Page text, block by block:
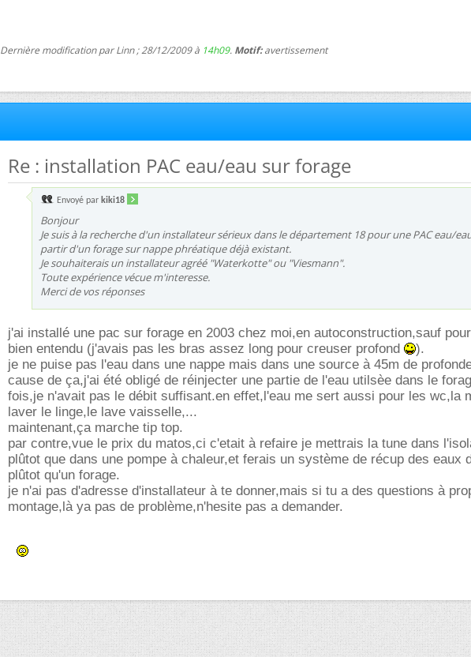
Dernière modification par Linn ; 28/12/2009 à 14h09. Motif:avertissement
Re : installation PAC eau/eau sur forage
Envoyé par kiki18
Bonjour
Je suis à la recherche d'un installateur sérieux dans le département 18 pour une PAC eau/
partir d'un forage sur nappe phréatique déjà existant.
Je souhaiterais un installateur agréé "Waterkotte" ou "Viesmann".
Toute expérience vécue m'interesse.
Merci de vos réponses
j'ai installé une pac sur forage en 2003 chez moi,en autoconstruction,sauf
bien entendu (j'avais pas les bras assez long pour creuser profond
).
je ne puise pas l'eau dans une nappe mais dans une source à 45m de
cause de ça,j'ai été obligé de réinjecter une partie de l'eau utilsèe dans le
fois,je n'avait pas le débit suffisant.en effet,l'eau me sert aussi pour les wc,la
laver le linge,le lave vaisselle,...
maintenant,ça marche tip top.
par contre,vue le prix du matos,ci c'etait à refaire je mettrais la tune dans
plûtot que dans une pompe à chaleur,et ferais un système de récup des eaux
plûtot qu'un forage.
je n'ai pas d'adresse d'installateur à te donner,mais si tu a des questions à
montage,là ya pas de problème,n'hesite pas a demander.